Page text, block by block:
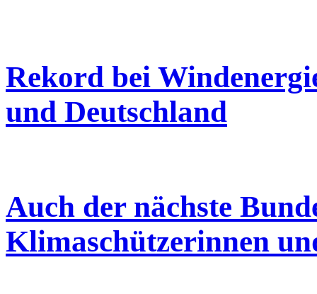
Rekord bei
und Deutschland
Auch der nächste
Klimaschützerinnen